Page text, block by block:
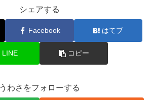
シェアする
Facebook はてブ
LINE コピー
うわさをフォローする